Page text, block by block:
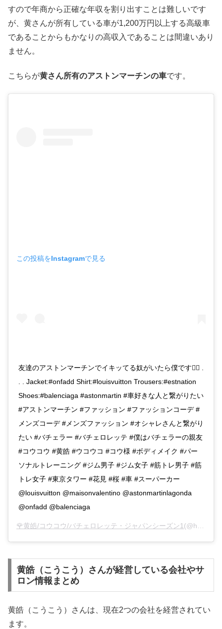
すので年商から正確な年収を割り出すことは難しいです
が、黄さんが所有している車が1,200万円以上する高級車
であることからもかなりの高収入であることは間違いあり
ません。
こちらが黄さん所有のアストンマーチンの車です。
この投稿をInstagramで見る
友達のアストンマーチンでイキッてる奴がいたら僕です🙋‍♂️ .
. . Jacket:#onfadd Shirt:#louisvuitton Trousers:#estnation
Shoes:#balenciaga #astonmartin #車好きな人と繋がりたい
#アストンマーチン #ファッション #ファッションコーデ #
メンズコーデ #メンズファッション #オシャレさんと繋がり
たい #バチェラー #バチェロレッテ #僕はバチェラーの親友
#コウコウ #黄皓 #ウコウコ #コウ様 #ボディメイク #パー
ソナルトレーニング #ジム男子 #ジム女子 #筋トレ男子 #筋
トレ女子 #東京タワー #花見 #桜 #車 #スーパーカー
@louisvuitton @maisonvalentino @astonmartinlagonda
@onfadd @balenciaga
🌹黄皓/コウコウ/バチェロレッテ・ジャパンシーズン1(@haohaohaokun)がシェアした投稿 –
黄皓（こうこう）さんが経営している会社やサ
ロン情報まとめ
黄皓（こうこう）さんは、現在2つの会社を経営されてい
ます。